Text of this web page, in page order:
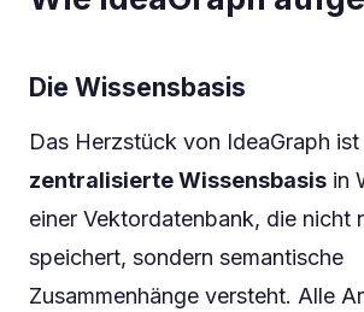
Die Wissensbasis
Das Herzstück von IdeaGraph ist
zentralisierte Wissensbasis in
einer Vektordatenbank, die nicht
speichert, sondern semantische
Zusammenhänge versteht. Alle